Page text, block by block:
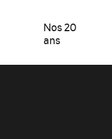
Nos 20
ans